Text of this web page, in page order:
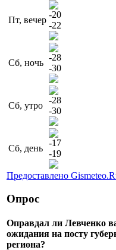
Пт, вечер
-20
-22
Сб, ночь
-28
-30
Сб, утро
-28
-30
Сб, день
-17
-19
Предоставлено
Опрос
Оправдал ли Левченко
ожидания на посту
региона?